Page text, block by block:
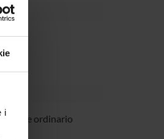
i
ordinario